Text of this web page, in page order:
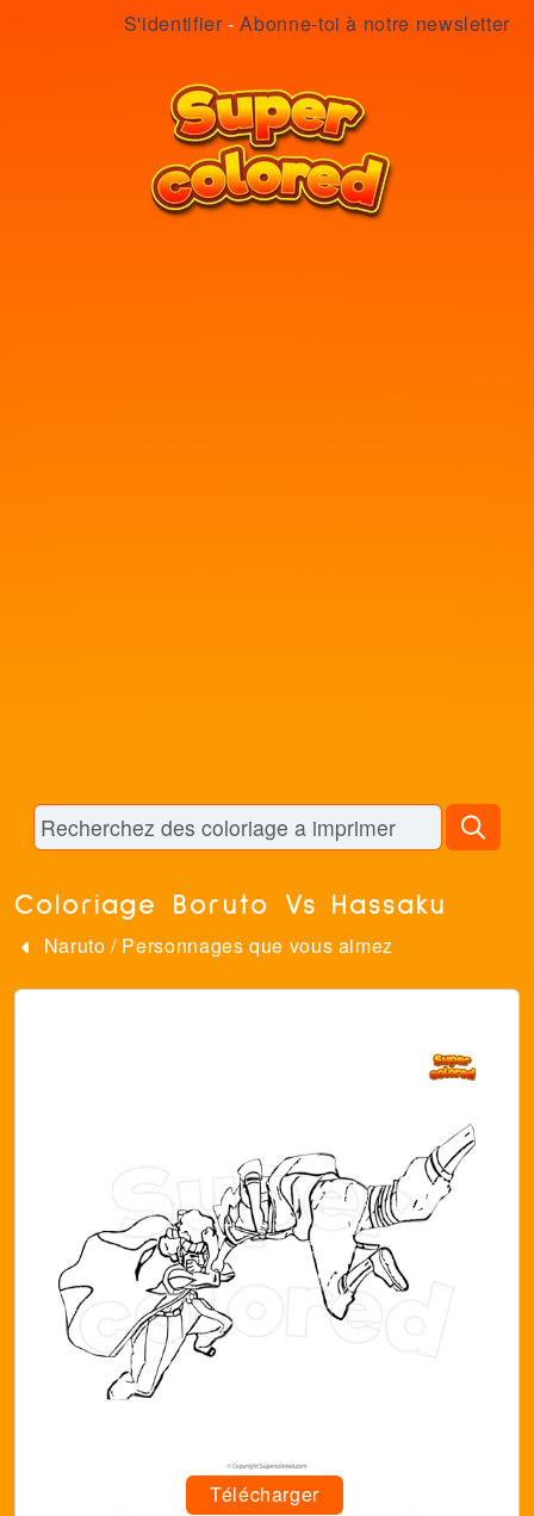
S'identifier -Abonne-toi à notre newsletter
Coloriage Boruto Vs Hassaku
Naruto / Personnages que vous aimez
Télécharger